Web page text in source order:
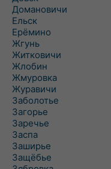
Домановичи
Ельск
Ерёмино
Жгунь
Житковичи
Жлобин
Жмуровка
Журавичи
Заболотье
Загорье
Заречье
Заспа
Заширье
Защёбье